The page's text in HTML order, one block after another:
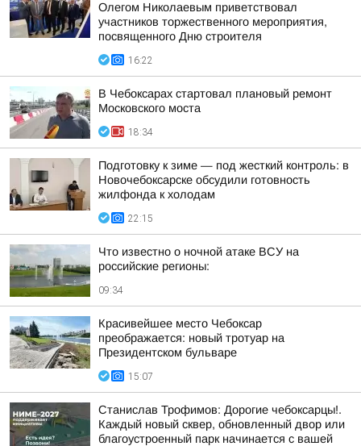
Олегом Николаевым приветствовал
участников торжественного мероприятия,
посвященного Дню строителя
16:22
В Чебоксарах стартовал плановый ремонт
Московского моста
18:34
Подготовку к зиме — под жесткий контроль: в
Новочебоксарске обсудили готовность
жилфонда к холодам
22:15
Что известно о ночной атаке ВСУ на
российские регионы:
09:34
Красивейшее место Чебоксар
преображается: новый тротуар на
Президентском бульваре
15:07
Станислав Трофимов: Дорогие чебоксарцы!.
Каждый новый сквер, обновленный двор или
благоустроенный парк начинается с вашей